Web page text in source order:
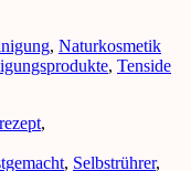
, Naturkosmetik
, Tenside
,
, Selbstrührer,